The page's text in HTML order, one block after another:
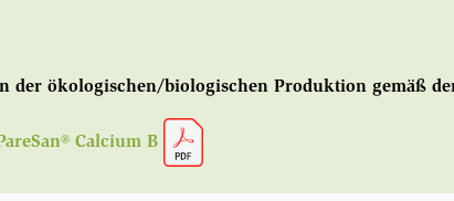
der ökologischen/biologischen Produktion gemäß
Calcium B